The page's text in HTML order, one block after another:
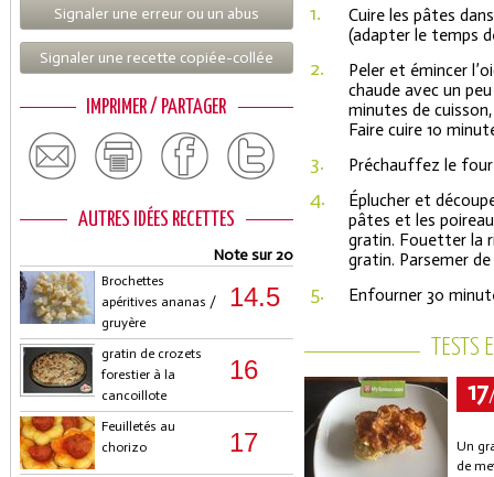
Signaler une erreur ou un abus
Signaler une recette copiée-collée
IMPRIMER / PARTAGER
AUTRES IDÉES RECETTES
Note sur 20
Brochettes
apéritives ananas /
gruyère
14.5
gratin de crozets
forestier à la
cancoillote
16
Feuilletés au
chorizo
17
1.
Cuire les pâtes
(adapter le temps
2.
Peler et émincer
chaude avec un
minutes de
Faire cuire 10
3. Préchauffez le four
4.
Éplucher et
pâtes et les
gratin. Fouetter la
gratin. Parsemer
5. Enfourner 30
17
Un
de